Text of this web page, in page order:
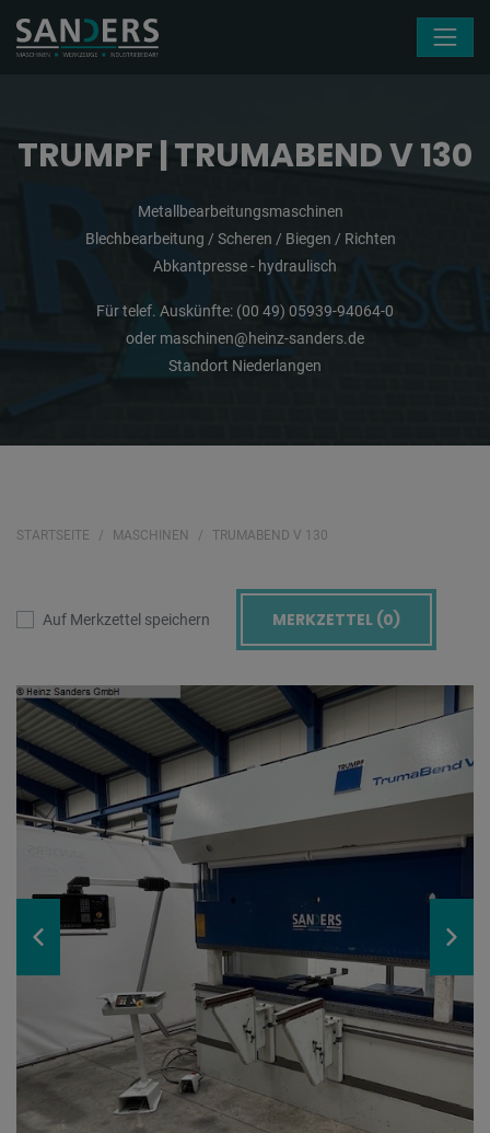
TRUMPF | TRUMABEND V 130
Metallbearbeitungsmaschinen
Blechbearbeitung / Scheren / Biegen / Richten
Abkantpresse - hydraulisch
Für telef. Auskünfte: (00 49) 05939-94064-0
oder maschinen@heinz-sanders.de
Standort Niederlangen
STARTSEITE MASCHINEN TRUMABEND V 130
Auf Merkzettel speichern MERKZETTEL (0)